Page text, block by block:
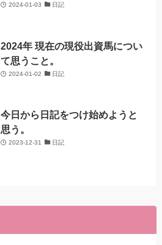
2024-01-03 日記
2024年 現在の現役出資馬につい
て思うこと。
2024-01-02 日記
今日から日記をつけ始めようと
思う。
2023-12-31 日記